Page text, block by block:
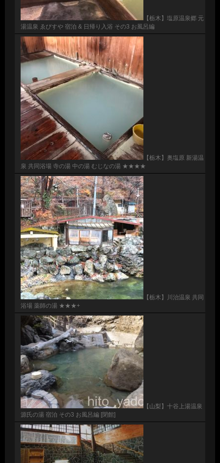
【栃木】塩原温泉郷 元
湯温泉 ゑびすや 宿泊 & 日帰り入浴 その3 お風呂編
【栃木】奥塩原 新湯温
泉 共同浴場 寺の湯 中の湯 むじなの湯 ★★★★
【栃木】川治温泉 共同
浴場 薬師の湯 ★★★+
【山梨】十谷上湯温泉
源氏の湯 宿泊 その3 お風呂編 [閉館]